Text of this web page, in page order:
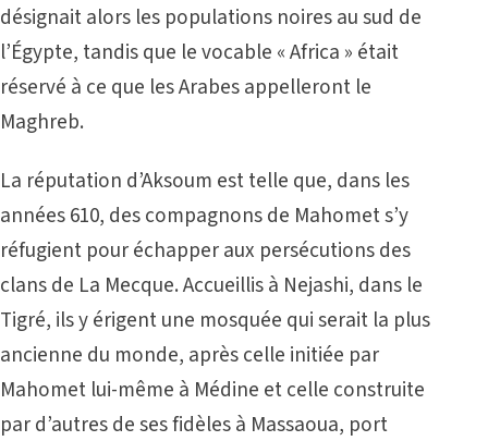
désignait alors les populations noires au sud de
l’Égypte, tandis que le vocable « Africa » était
réservé à ce que les Arabes appelleront le
Maghreb.
La réputation d’Aksoum est telle que, dans les
années 610, des compagnons de Mahomet s’y
réfugient pour échapper aux persécutions des
clans de La Mecque. Accueillis à Nejashi, dans le
Tigré, ils y érigent une mosquée qui serait la plus
ancienne du monde, après celle initiée par
Mahomet lui-même à Médine et celle construite
par d’autres de ses fidèles à Massaoua, port